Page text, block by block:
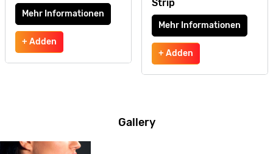
Mehr Informationen
+ Adden
Strip
Mehr Informationen
+ Adden
Gallery